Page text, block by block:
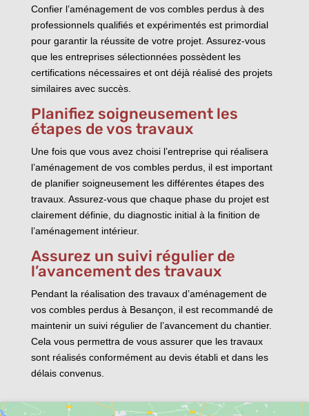
Confier l’aménagement de vos combles perdus à des
professionnels qualifiés et expérimentés est primordial
pour garantir la réussite de votre projet. Assurez-vous
que les entreprises sélectionnées possèdent les
certifications nécessaires et ont déjà réalisé des projets
similaires avec succès.
Planifiez soigneusement les
étapes de vos travaux
Une fois que vous avez choisi l’entreprise qui réalisera
l’aménagement de vos combles perdus, il est important
de planifier soigneusement les différentes étapes des
travaux. Assurez-vous que chaque phase du projet est
clairement définie, du diagnostic initial à la finition de
l’aménagement intérieur.
Assurez un suivi régulier de
l’avancement des travaux
Pendant la réalisation des travaux d’aménagement de
vos combles perdus à Besançon, il est recommandé de
maintenir un suivi régulier de l’avancement du chantier.
Cela vous permettra de vous assurer que les travaux
sont réalisés conformément au devis établi et dans les
délais convenus.